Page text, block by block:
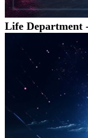
Life Department